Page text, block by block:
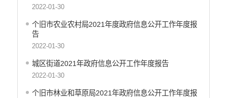
2022-01-30
个旧市农业农村局2021年度政府信息公开工作年度报
告
2022-01-30
城区街道2021年政府信息公开工作年度报告
2022-01-30
个旧市林业和草原局2021年政府信息公开工作年度报